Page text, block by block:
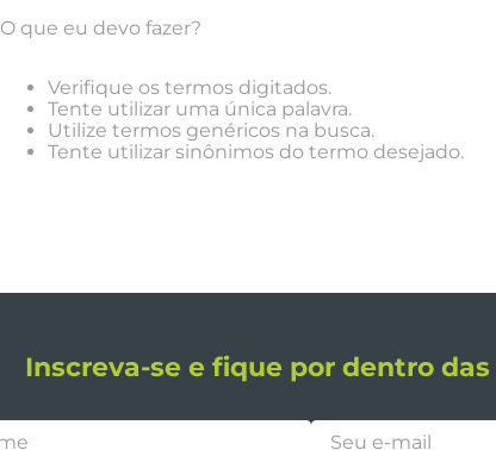
O que eu devo fazer?
Verifique os termos digitados.
Tente utilizar uma única palavra.
Utilize termos genéricos na busca.
Tente utilizar sinônimos do termo desejado.
Inscreva-se e fique por dentro